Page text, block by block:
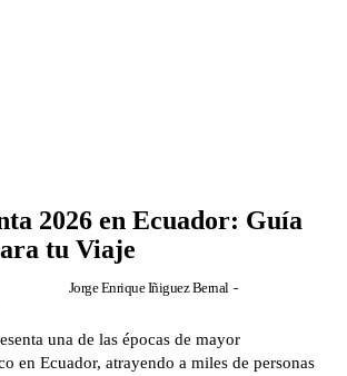
2026 en Ecuador: Guía
tu Viaje
Jorge Enrique Iñiguez Bernal -
una de las épocas de mayor
en Ecuador, atrayendo a miles de personas